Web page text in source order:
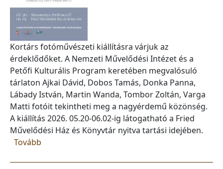
Kortárs fotóművészeti kiállításra várjuk az
érdeklődőket. A Nemzeti Művelődési Intézet és a
Petőfi Kulturális Program keretében megvalósuló
tárlaton Ajkai Dávid, Dobos Tamás, Donka Panna,
Lábady István, Martin Wanda, Tombor Zoltán, Varga
Matti fotóit tekintheti meg a nagyérdemű közönség.
A kiállítás 2026. 05.20-06.02-ig látogatható a Fried
Művelődési Ház és Könyvtár nyitva tartási idejében.
Tovább